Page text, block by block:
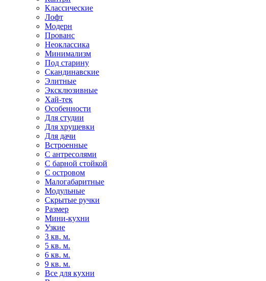
Классические
Лофт
Модерн
Прованс
Неоклассика
Минимализм
Под старину
Скандинавские
Элитные
Эксклюзивные
Хай-тек
Особенности
Для студии
Для хрущевки
Для дачи
Встроенные
С антресолями
С барной стойкой
С островом
Малогабаритные
Модульные
Скрытые ручки
Размер
Мини-кухни
Узкие
3 кв. м.
5 кв. м.
6 кв. м.
9 кв. м.
Все для кухни